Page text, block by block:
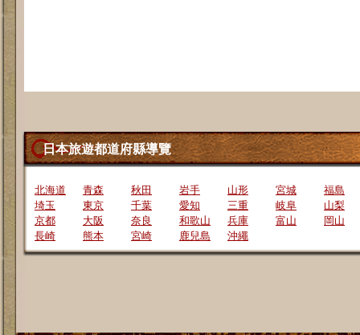
日本旅遊都道府縣導覽
北海道 青森 秋田 岩手 山形 宮城
福島
埼玉
東京 千葉 愛知 三重 岐阜
山梨
京都
大阪 奈良 和歌山 兵庫 富山
岡山
長崎
熊本 宮崎 鹿兒島 沖繩